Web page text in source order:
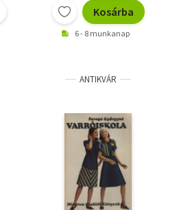
Kosárba
6 - 8 munkanap
ANTIKVÁR